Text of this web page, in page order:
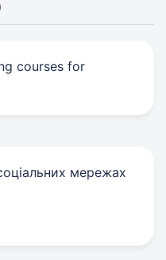
courses for
мережах